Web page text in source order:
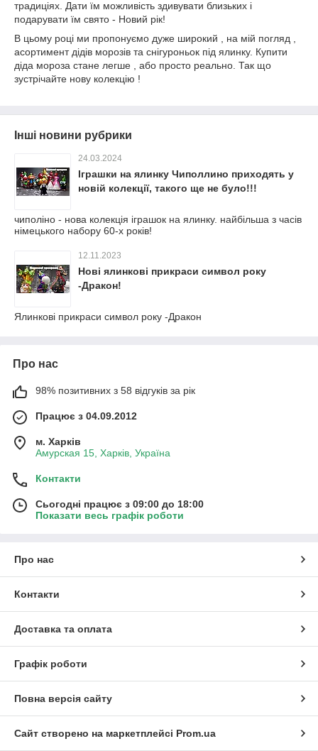
традиціях. Дати їм можливість здивувати близьких і
подарувати їм свято - Новий рік!
В цьому році ми пропонуємо дуже широкий , на мій погляд ,
асортимент дідів морозів та снігуроньок під ялинку. Купити
діда мороза стане легше , або просто реально. Так що
зустрічайте нову колекцію !
Інші новини рубрики
24.03.2024
Іграшки на ялинку Чиполлино приходять у
новій колекції, такого ще не було!!!
чиполіно - нова колекція іграшок на ялинку. найбільша з часів
німецького набору 60-х років!
12.11.2023
Нові ялинкові прикраси символ року
-Дракон!
Ялинкові прикраси символ року -Дракон
Про нас
98% позитивних з 58 відгуків за рік
Працює з 04.09.2012
м. Харків
Амурская 15, Харків, Україна
Контакти
Сьогодні працює з 09:00 до 18:00
Показати весь графік роботи
Про нас
Контакти
Доставка та оплата
Графік роботи
Повна версія сайту
Сайт створено на маркетплейсі Prom.ua